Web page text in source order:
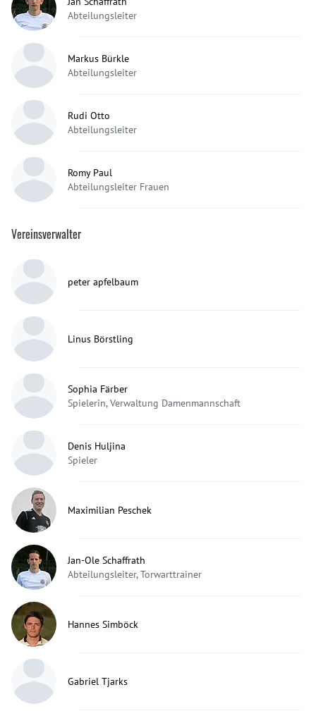
Abteilungsleiter
Markus Bürkle
Abteilungsleiter
Rudi Otto
Abteilungsleiter
Romy Paul
Abteilungsleiter Frauen
Vereinsverwalter
peter apfelbaum
Linus Börstling
Sophia Färber
Spielerin, Verwaltung Damenmannschaft
Denis Huljina
Spieler
Maximilian Peschek
Jan-Ole Schaffrath
Abteilungsleiter, Torwarttrainer
Hannes Simböck
Gabriel Tjarks